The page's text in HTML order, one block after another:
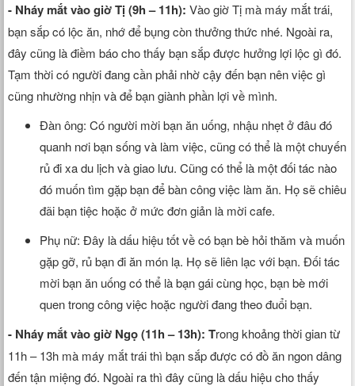
- Nháy mắt vào giờ Tị (9h – 11h): Vào giờ Tị mà máy mắt trái,
bạn sắp có lộc ăn, nhớ để bụng còn thưởng thức nhé. Ngoài ra,
đây cũng là điềm báo cho thấy bạn sắp được hưởng lợi lộc gì đó.
Tạm thời có người đang cần phải nhờ cậy đến bạn nên việc gì
cũng nhường nhịn và để bạn giành phần lợi về mình.
Đàn ông: Có người mời bạn ăn uống, nhậu nhẹt ở đâu đó
quanh nơi bạn sống và làm việc, cũng có thể là một chuyến
rủ đi xa du lịch và giao lưu. Cũng có thể là một đối tác nào
đó muốn tìm gặp bạn để bàn công việc làm ăn. Họ sẽ chiêu
đãi bạn tiệc hoặc ở mức đơn giản là mời cafe.
Phụ nữ: Đây là dấu hiệu tốt về có bạn bè hỏi thăm và muốn
gặp gỡ, rủ bạn đi ăn món lạ. Họ sẽ liên lạc với bạn. Đối tác
mời bạn ăn uống có thể là bạn gái cùng học, bạn bè mới
quen trong công việc hoặc người đang theo đuổi bạn.
- Nháy mắt vào giờ Ngọ (11h – 13h): Trong khoảng thời gian từ
11h – 13h mà máy mắt trái thì bạn sắp được có đồ ăn ngon dâng
đến tận miệng đó. Ngoài ra thì đây cũng là dấu hiệu cho thấy